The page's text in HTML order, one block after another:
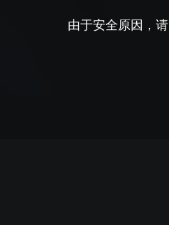
由于安全原因，请